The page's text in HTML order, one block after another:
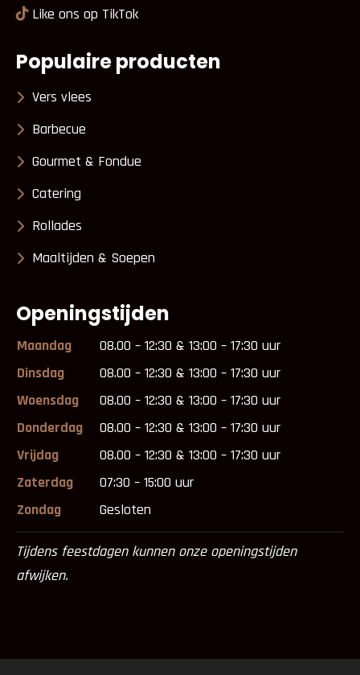
Like ons op TikTok
Populaire producten
Vers vlees
Barbecue
Gourmet & Fondue
Catering
Rollades
Maaltijden & Soepen
Openingstijden
Maandag
08.00 – 12:30 & 13:00 – 17:30 uur
Dinsdag
08.00 – 12:30 & 13:00 – 17:30 uur
Woensdag
08.00 – 12:30 & 13:00 – 17:30 uur
Donderdag
08.00 – 12:30 & 13:00 – 17:30 uur
Vrijdag
08.00 – 12:30 & 13:00 – 17:30 uur
Zaterdag
07:30 – 15:00 uur
Zondag
Gesloten
Tijdens feestdagen kunnen onze openingstijden
afwijken.